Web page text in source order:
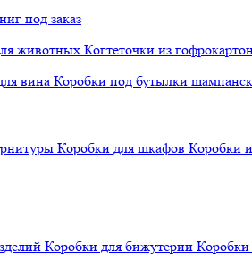
под заказ
животных Когтеточки из
вина Коробки под бутылки
Коробки для шкафов Коробки
Коробки для бижутерии Коробки